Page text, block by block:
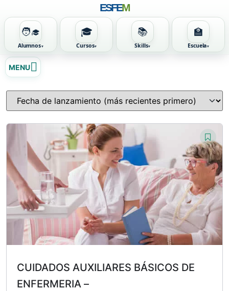
ESFEM
🧑‍🎓
Alumnos
🎓
Cursos
📚
Skills
🏫
Escuela
al
MENU
CUIDADOS AUXILIARES BÁSICOS DE
ENFERMERIA –